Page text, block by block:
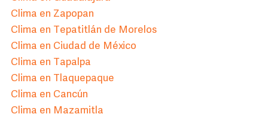
Clima en Zapopan
Clima en Tepatitlán de Morelos
Clima en Ciudad de México
Clima en Tapalpa
Clima en Tlaquepaque
Clima en Cancún
Clima en Mazamitla